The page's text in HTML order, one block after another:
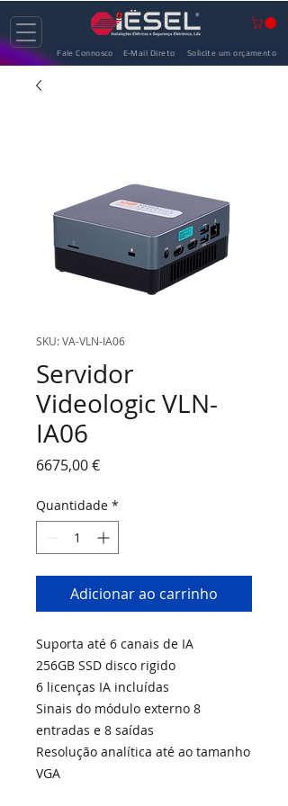
Fale Connosco E-Mail Direto Solicite um orçamento
SKU: VA-VLN-IA06
Servidor
Videologic VLN-
IA06
6675,00 €Preço
Quantidade *
Adicionar ao carrinho
Suporta até 6 canais de IA
256GB SSD disco rigido
6 licenças IA incluídas
Sinais do módulo externo 8
entradas e 8 saídas
Resolução analítica até ao tamanho
VGA